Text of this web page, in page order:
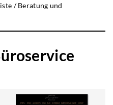
/Beratung und